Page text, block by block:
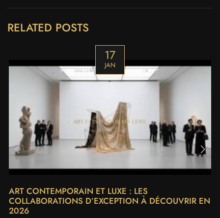
RELATED POSTS
17
JAN
ART CONTEMPORAIN ET LUXE : LES
COLLABORATIONS D’EXCEPTION À DÉCOUVRIR EN
2026